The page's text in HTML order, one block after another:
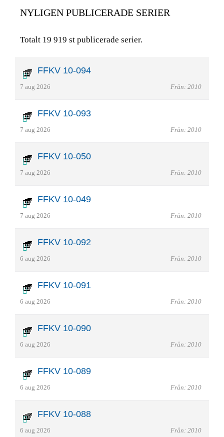
NYLIGEN PUBLICERADE SERIER
Totalt 19 919 st publicerade serier.
FFKV 10-094
7 aug 2026 Från: 2010
FFKV 10-093
7 aug 2026 Från: 2010
FFKV 10-050
7 aug 2026 Från: 2010
FFKV 10-049
7 aug 2026 Från: 2010
FFKV 10-092
6 aug 2026 Från: 2010
FFKV 10-091
6 aug 2026 Från: 2010
FFKV 10-090
6 aug 2026 Från: 2010
FFKV 10-089
6 aug 2026 Från: 2010
FFKV 10-088
6 aug 2026 Från: 2010